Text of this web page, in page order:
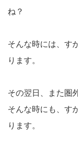
ね？
そんな時には、す
ります。
その翌日、また圏
そんな時にも、す
ります。